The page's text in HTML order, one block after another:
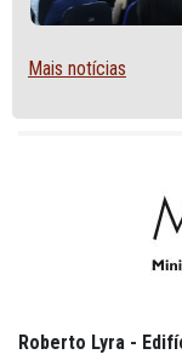
Mais notícias
Roberto Lyra -